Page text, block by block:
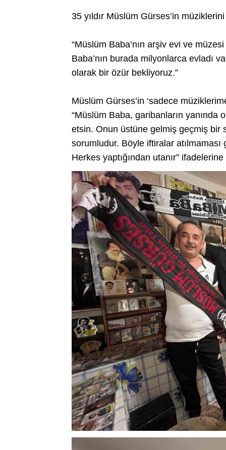
35 yıldır Müslüm Gürses’in
“Müslüm Baba’nın arşiv evi ve
Baba’nın burada milyonlarca evladı
olarak bir özür bekliyoruz.”
Müslüm Gürses’in ‘sadece
“Müslüm Baba, garibanların yanında
etsin. Onun üstüne gelmiş geçmiş bir
sorumludur. Böyle iftiralar atılmaması
Herkes yaptığından utanır”